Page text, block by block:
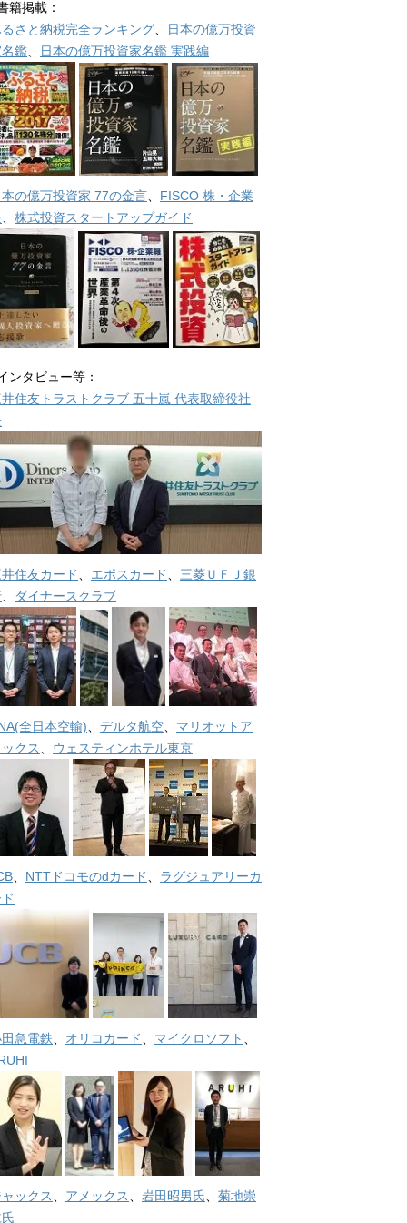
籍掲載：
さと納税完全ランキング、
日本の億万投資
鑑、 日本の億万投資家名鑑 実践編
の億万投資家 77の金言、 FISCO 株・企業
、 株式投資スタートアップガイド
ンタビュー等：
住友トラストクラブ 五十嵐 代表取締役社
住友カード エポスカード
三菱ＵＦＪ銀
ダイナースクラブ
全日本空輸) デルタ航空
マリオットア
クス
ウェスティンホテル東京
NTTドコモのdカード
ラグジュアリーカ
急電鉄 オリコカード マイクロソフト
ックス アメックス 岩田昭男氏
菊地崇